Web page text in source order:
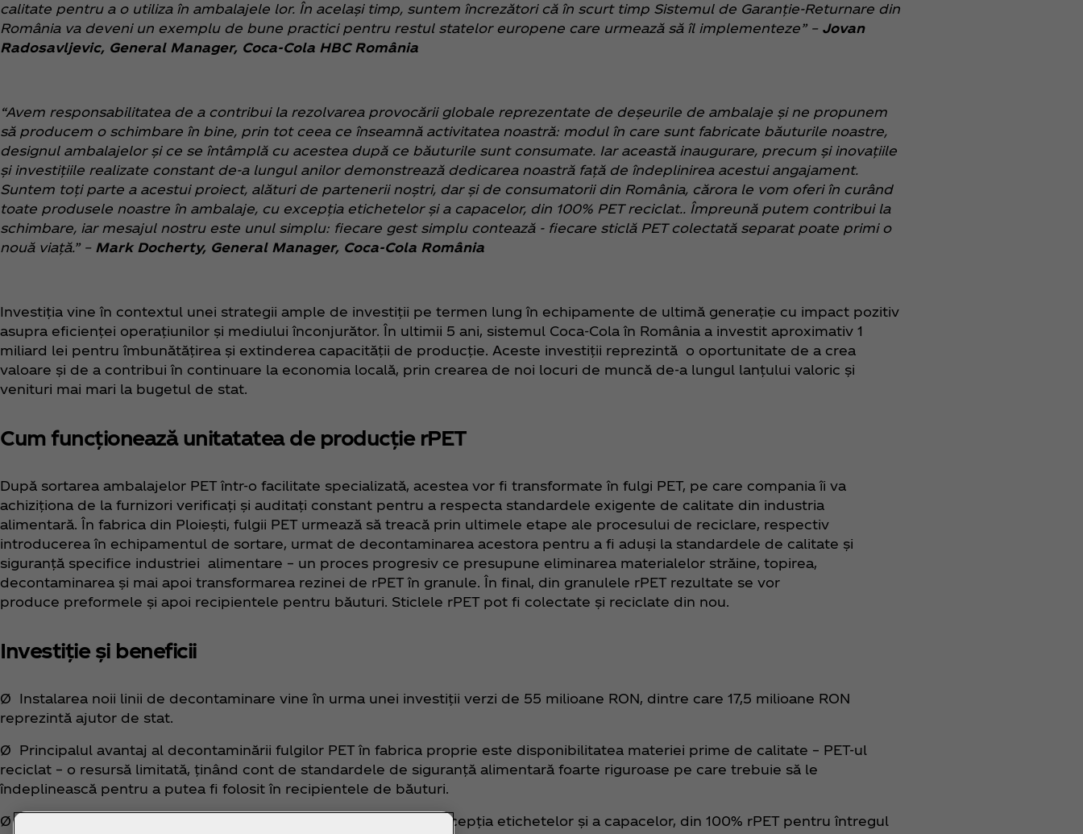
calitate pentru a o utiliza în ambalajele lor. În același timp, suntem încrezători că în scurt timp Sistemul de Garanție-Returnare din
România va deveni un exemplu de bune practici pentru restul statelor europene care urmează să îl implementeze” – Jovan
Radosavljevic, General Manager, Coca‑Cola HBC România
“Avem responsabilitatea de a contribui la rezolvarea provocării globale reprezentate de deșeurile de ambalaje și ne propunem
să producem o schimbare în bine, prin tot ceea ce înseamnă activitatea noastră: modul în care sunt fabricate băuturile noastre,
designul ambalajelor și ce se întâmplă cu acestea după ce băuturile sunt consumate. Iar această inaugurare, precum și inovațiile
și investițiile realizate constant de-a lungul anilor demonstrează dedicarea noastră față de îndeplinirea acestui angajament.
Suntem toți parte a acestui proiect, alături de partenerii noștri, dar și de consumatorii din România, cărora le vom oferi în curând
toate produsele noastre în ambalaje, cu excepția etichetelor și a capacelor, din 100% PET reciclat.. Împreună putem contribui la
schimbare, iar mesajul nostru este unul simplu: fiecare gest simplu contează - fiecare sticlă PET colectată separat poate primi o
nouă viață.” – Mark Docherty, General Manager, Coca‑Cola România
Investiția vine în contextul unei strategii ample de investiții pe termen lung în echipamente de ultimă generație cu impact pozitiv
asupra eficienței operațiunilor și mediului înconjurător. În ultimii 5 ani, sistemul Coca‑Cola în România a investit aproximativ 1
miliard lei pentru îmbunătățirea și extinderea capacității de producție. Aceste investiții reprezintă o oportunitate de a crea
valoare și de a contribui în continuare la economia locală, prin crearea de noi locuri de muncă de-a lungul lanțului valoric și
venituri mai mari la bugetul de stat.
Cum funcționează unitatatea de producție rPET
După sortarea ambalajelor PET într-o facilitate specializată, acestea vor fi transformate în fulgi PET, pe care compania îi va
achiziționa de la furnizori verificați și auditați constant pentru a respecta standardele exigente de calitate din industria
alimentară. În fabrica din Ploiești, fulgii PET urmează să treacă prin ultimele etape ale procesului de reciclare, respectiv
introducerea în echipamentul de sortare, urmat de decontaminarea acestora pentru a fi aduși la standardele de calitate și
siguranță specifice industriei alimentare – un proces progresiv ce presupune eliminarea materialelor străine, topirea,
decontaminarea și mai apoi transformarea rezinei de rPET în granule. În final, din granulele rPET rezultate se vor
produce preformele și apoi recipientele pentru băuturi. Sticlele rPET pot fi colectate și reciclate din nou.
Investiție și beneficii
Ø Instalarea noii linii de decontaminare vine în urma unei investiții verzi de 55 milioane RON, dintre care 17,5 milioane RON
reprezintă ajutor de stat.
Ø Principalul avantaj al decontaminării fulgilor PET în fabrica proprie este disponibilitatea materiei prime de calitate – PET-ul
reciclat – o resursă limitată, ținând cont de standardele de siguranță alimentară foarte riguroase pe care trebuie să le
îndeplinească pentru a putea fi folosit în recipientele de băuturi.
Ø Noua linie va facilita finalizarea tranziției către ambalaje, cu excepția etichetelor și a capacelor, din 100% rPET pentru întregul